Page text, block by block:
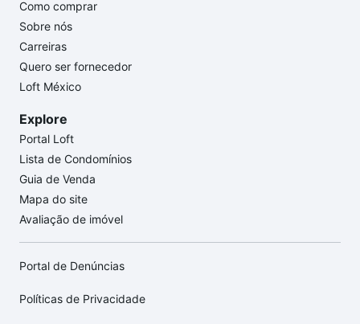
Como comprar
Sobre nós
Carreiras
Quero ser fornecedor
Loft México
Explore
Portal Loft
Lista de Condomínios
Guia de Venda
Mapa do site
Avaliação de imóvel
Portal de Denúncias
Políticas de Privacidade